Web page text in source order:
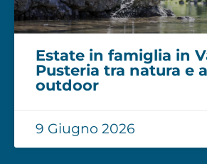
Estate in famiglia in
Pusteria tra natura e
outdoor
9 Giugno 2026